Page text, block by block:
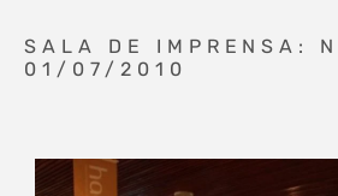
SALA DE IMPRENSA:
01/07/2010